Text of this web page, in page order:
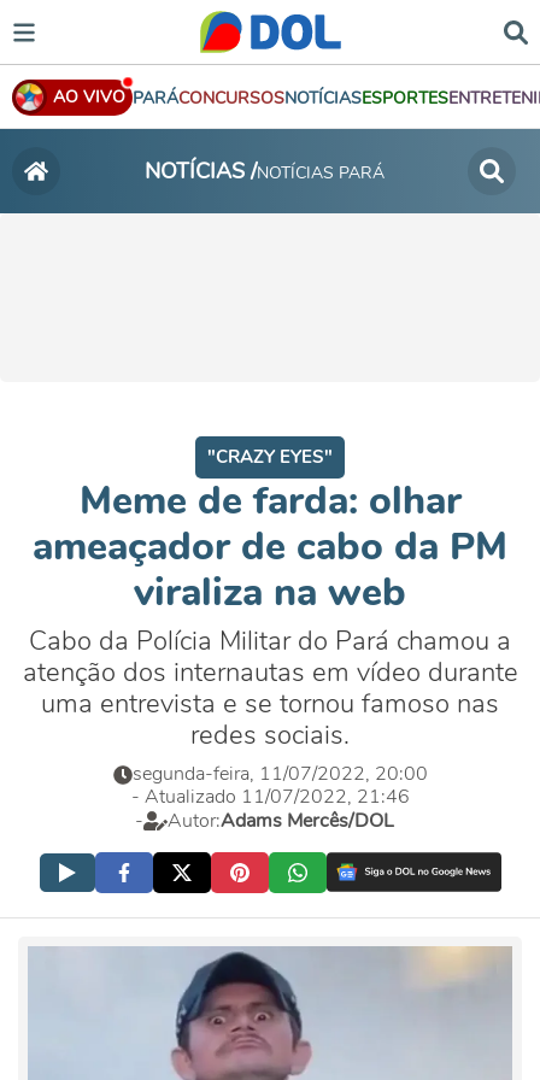
AO VIVO PARÁCONCURSOSNOTÍCIASESPORTES
NOTÍCIAS /NOTÍCIAS PARÁ
"CRAZY EYES"
Meme de farda: olhar
ameaçador de cabo da PM
viraliza na web
Cabo da Polícia Militar do Pará chamou a
atenção dos internautas em vídeo durante
uma entrevista e se tornou famoso nas
redes sociais.
segunda-feira, 11/07/2022, 20:00
- Atualizado 11/07/2022, 21:46
-
Autor:Adams Mercês/DOL